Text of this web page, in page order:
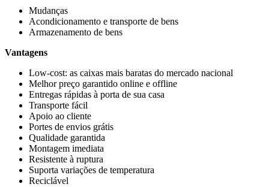
Mudanças
Acondicionamento e transporte de bens
Armazenamento de bens
Vantagens
Low-cost: as caixas mais baratas do mercado nacional
Melhor preço garantido online e offline
Entregas rápidas à porta de sua casa
Transporte fácil
Apoio ao cliente
Portes de envios grátis
Qualidade garantida
Montagem imediata
Resistente à ruptura
Suporta variações de temperatura
Reciclável